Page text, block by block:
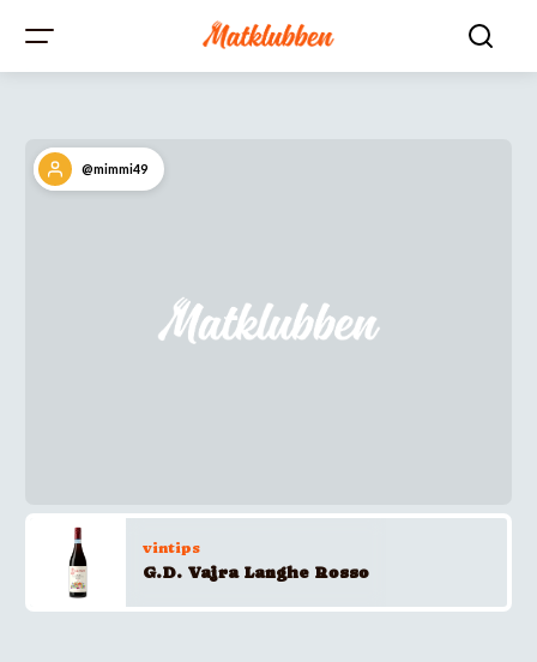
@mimmi49
vintips
G.D. Vajra Langhe Rosso